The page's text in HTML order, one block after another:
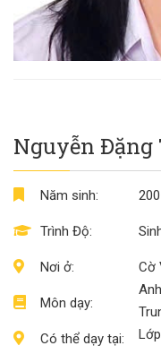
Nguyễn
Năm sinh:
Trình Độ:
Nơi ở:
Môn dạy:
Có thể dạy tại:
Cờ